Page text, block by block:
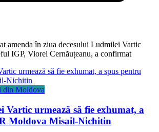
amenda în ziua decesului Ludmilei Vartic
IGP, Viorel Cernăuțeanu, a confirmat
din Moldova
urmează să fie exhumat, a
Moldova Misail-Nichitin